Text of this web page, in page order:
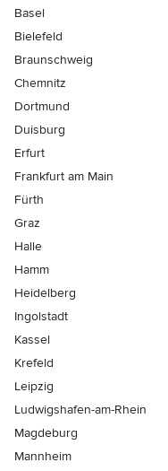
Basel
Bielefeld
Braunschweig
Chemnitz
Dortmund
Duisburg
Erfurt
Frankfurt am Main
Fürth
Graz
Halle
Hamm
Heidelberg
Ingolstadt
Kassel
Krefeld
Leipzig
Ludwigshafen-am-Rhein
Magdeburg
Mannheim